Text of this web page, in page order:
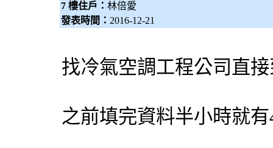
7 樓住戶： 林倍愛
發表時間： 2016-12-21
找冷氣空調工程公司直
之前填完資料半小時就